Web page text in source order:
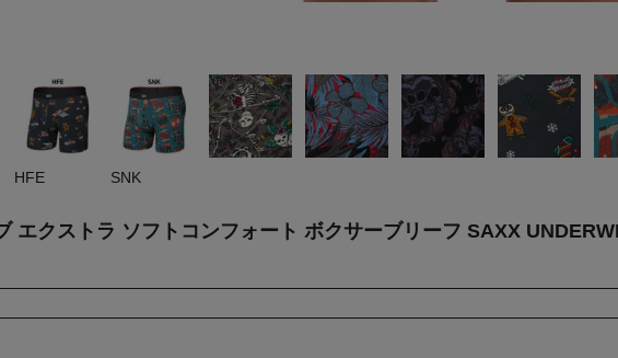
HFE SNK
エクストラ ソフトコンフォート ボクサーブリーフ SAXX